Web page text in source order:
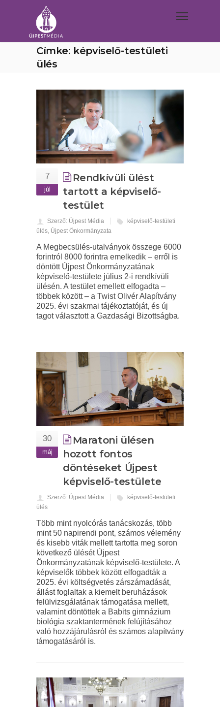
Címke: képviselő-testületi
ülés
7
júl
Rendkívüli ülést
tartott a képviselő-
testület
Szerző: Újpest Média
képviselő-testületi
ülés, Újpest Önkormányzata
A Megbecsülés-utalványok összege 6000
forintról 8000 forintra emelkedik – erről is
döntött Újpest Önkormányzatának
képviselő-testülete július 2-i rendkívüli
ülésén. A testület emellett elfogadta –
többek között – a Twist Olivér Alapítvány
2025. évi szakmai tájékoztatóját, és új
tagot választott a Gazdasági Bizottságba.
30
máj
Maratoni ülésen
hozott fontos
döntéseket Újpest
képviselő-testülete
Szerző: Újpest Média
képviselő-testületi
ülés
Több mint nyolcórás tanácskozás, több
mint 50 napirendi pont, számos vélemény
és kisebb viták mellett tartotta meg soron
következő ülését Újpest
Önkormányzatának képviselő-testülete. A
képviselők többek között elfogadták a
2025. évi költségvetés zárszámadását,
állást foglaltak a kiemelt beruházások
felülvizsgálatának támogatása mellett,
valamint döntöttek a Babits gimnázium
biológia szaktantermének felújításához
való hozzájárulásról és számos alapítvány
támogatásáról is.